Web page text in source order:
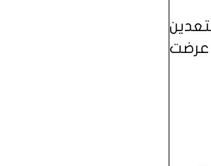
عرضت